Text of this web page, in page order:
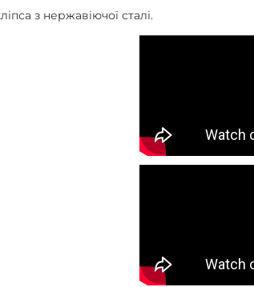
з нержавіючої сталі.